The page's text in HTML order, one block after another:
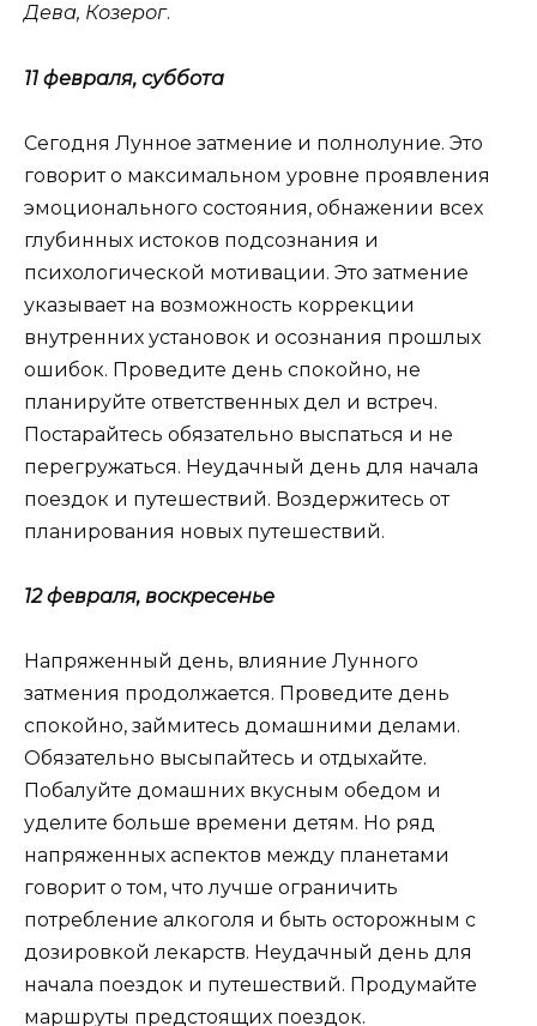
Дева, Козерог.
11 февраля, суббота
Сегодня Лунное затмение и полнолуние. Это
говорит о максимальном уровне проявления
эмоционального состояния, обнажении всех
глубинных истоков подсознания и
психологической мотивации. Это затмение
указывает на возможность коррекции
внутренних установок и осознания прошлых
ошибок. Проведите день спокойно, не
планируйте ответственных дел и встреч.
Постарайтесь обязательно выспаться и не
перегружаться. Неудачный день для начала
поездок и путешествий. Воздержитесь от
планирования новых путешествий.
12 февраля, воскресенье
Напряженный день, влияние Лунного
затмения продолжается. Проведите день
спокойно, займитесь домашними делами.
Обязательно высыпайтесь и отдыхайте.
Побалуйте домашних вкусным обедом и
уделите больше времени детям. Но ряд
напряженных аспектов между планетами
говорит о том, что лучше ограничить
потребление алкоголя и быть осторожным с
дозировкой лекарств. Неудачный день для
начала поездок и путешествий. Продумайте
маршруты предстоящих поездок.